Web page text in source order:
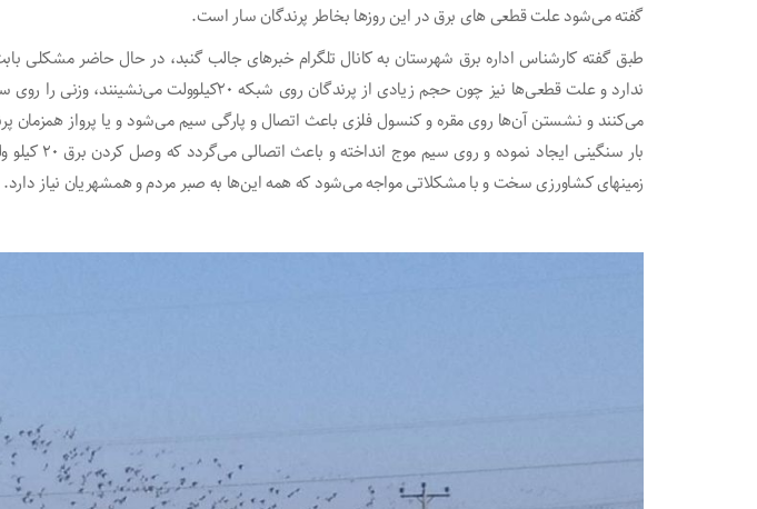
گفته می‌شود علت قطعی های برق در این روزها بخاطر پرندگان سار است.
طبق گفته کارشناس اداره برق شهرستان به کانال تلگرام‌ خبرهای جالب گنبد، در حال حاضر مشکلی
ندارد و علت قطعی‌ها نیز چون حجم زیادی از پرندگان روی شبکه ۲۰کیلوولت
می‌کنند و نشستن آن‌ها روی مقره و کنسول فلزی باعث اتصال و پارگی سیم می‌شود و یا پرواز همزمان
بار سنگینی ایجاد
زمینهای کشاورزی سخت و با مشکلاتی مواجه می‌شود که همه این‌ها به صبر مردم و همشهریان نیاز دارد.